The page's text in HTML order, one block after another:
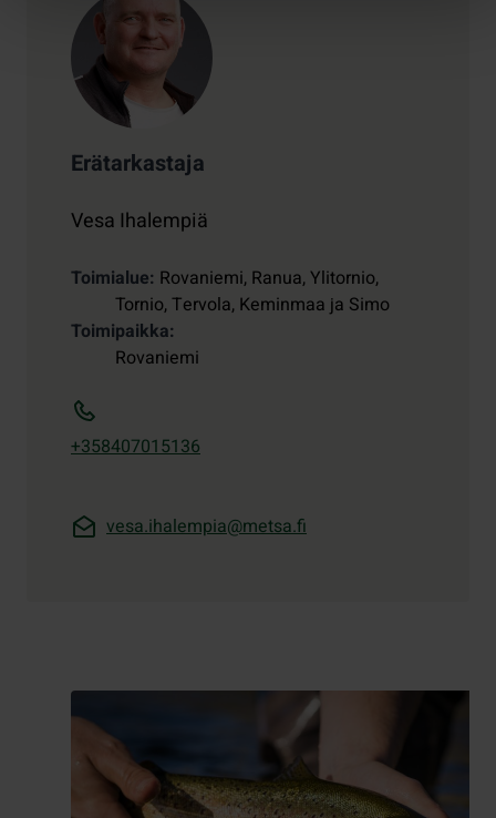
Erätarkastaja
Vesa Ihalempiä
Toimialue Rovaniemi, Ranua, Ylitornio,
Tornio, Tervola, Keminmaa ja Simo
Toimipaikka
Rovaniemi
+358407015136
vesa.ihalempia@metsa.fi